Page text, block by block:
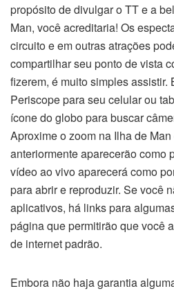
propósito de divulgar o TT e a
Man, você acreditaria! Os
circuito e em outras atrações
compartilhar seu ponto de vista
fizerem, é muito simples assistir.
Periscope para seu celular ou
ícone do globo para buscar
Aproxime o zoom na Ilha de
anteriormente aparecerão como
vídeo ao vivo aparecerá como
para abrir e reproduzir. Se você
aplicativos, há links para
página que permitirão que você
de internet padrão.
Embora não haja garantia